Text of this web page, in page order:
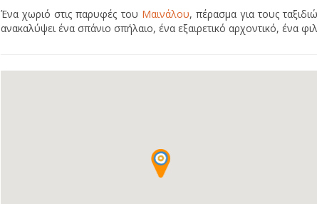
Ένα χωριό στις παρυφές του Μαινάλου, πέρασμα για τους
ανακαλύψει ένα σπάνιο σπήλαιο, ένα εξαιρετικό αρχοντικό, ένα